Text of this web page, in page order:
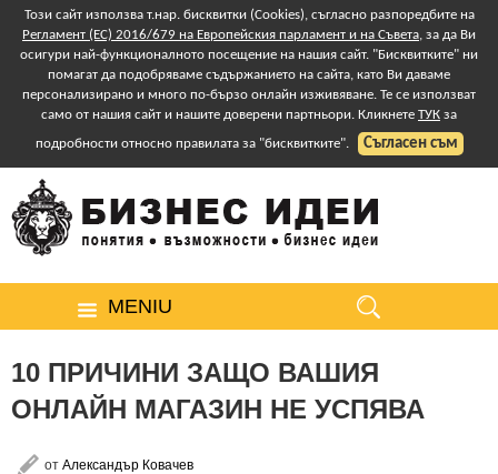
Този сайт използва т.нар. бисквитки (Cookies), съгласно разпоредбите на
Регламент (ЕС) 2016/679 на Европейския парламент и на Съвета, за да Ви
осигури най-функционалното посещение на нашия сайт. "Бисквитките" ни
помагат да подобряваме съдържанието на сайта, като Ви даваме
персонализирано и много по-бързо онлайн изживяване. Те се използват
само от нашия сайт и нашите доверени партньори. Кликнете ТУК за
подробности относно правилата за "бисквитките".
Съгласен съм
MENIU
10 ПРИЧИНИ ЗАЩО ВАШИЯ
ОНЛАЙН МАГАЗИН НЕ УСПЯВА
от Александър Ковачев